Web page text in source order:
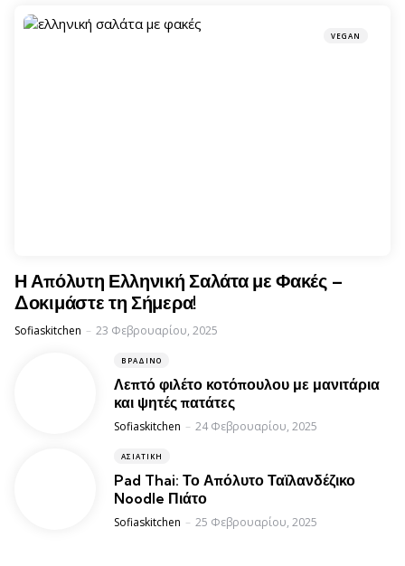
VEGAN
Η Απόλυτη Ελληνική Σαλάτα με Φακές –
Δοκιμάστε τη Σήμερα!
Posted
Sofiaskitchen 23 Φεβρουαρίου, 2025
ΒΡΑΔΙΝΌ
Λεπτό φιλέτο κοτόπουλου με μανιτάρια
και ψητές πατάτες
Posted
Sofiaskitchen 24 Φεβρουαρίου, 2025
ΑΣΙΑΤΙΚΉ
Pad Thai: Το Απόλυτο Ταϊλανδέζικο
Noodle Πιάτο
Posted
Sofiaskitchen 25 Φεβρουαρίου, 2025